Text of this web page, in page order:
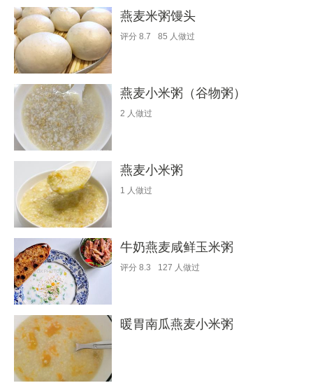
燕麦米粥馒头
评分 8.7 85 人做过
燕麦小米粥（谷物粥）
2 人做过
燕麦小米粥
1 人做过
牛奶燕麦咸鲜玉米粥
评分 8.3 127 人做过
暖胃南瓜燕麦小米粥